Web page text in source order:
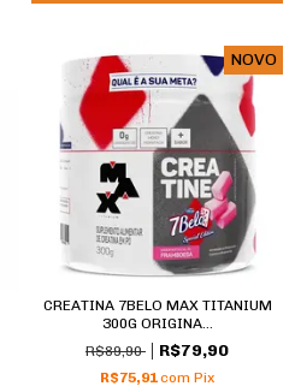
NOVO
CREATINA 7BELO MAX TITANIUM
300G ORIGINA...
R$89,90
R$79,90
R$75,91com Pix